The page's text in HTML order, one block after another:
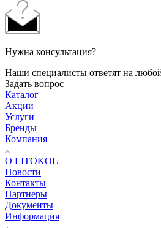
Нужна консультация?
Наши специалисты ответят на
Задать вопрос
Каталог
Акции
Услуги
Бренды
Компания
О LITOKOL
Новости
Контакты
Партнеры
Документы
Информация